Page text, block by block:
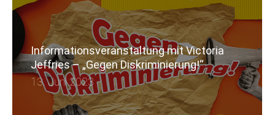
Informationsveranstaltung mit Victoria
Jeffries – „Gegen Diskriminierung!“
13. Juni 2023